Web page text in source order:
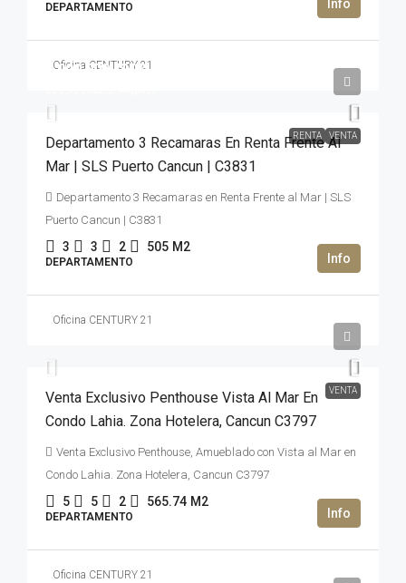
DEPARTAMENTO
Oficina CENTURY 21
RENTA VENTA
3,000,000USD$
Departamento 3 Recamaras En Renta Frente Al
Mar | SLS Puerto Cancun | C3831
Departamento 3 Recamaras en Renta Frente al Mar | SLS
Puerto Cancun | C3831
3 3 2 505 M2
DEPARTAMENTO
Oficina CENTURY 21
VENTA
Venta Exclusivo Penthouse Vista Al Mar En
Condo Lahia. Zona Hotelera, Cancun C3797
Venta Exclusivo Penthouse, Amueblado con Vista al Mar en
Condo Lahia. Zona Hotelera, Cancun C3797
5 5 2 565.74 M2
DEPARTAMENTO
Oficina CENTURY 21